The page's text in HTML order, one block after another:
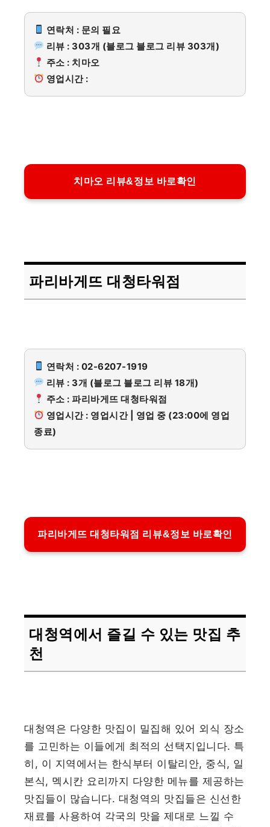
연락처 : 문의 필요
리뷰 : 303개 (블로그 블로그 리뷰 303개)
주소 : 치마오
영업시간 :
치마오 리뷰&정보 바로확인
파리바게뜨 대청타워점
연락처 : 02-6207-1919
리뷰 : 3개 (블로그 블로그 리뷰 18개)
주소 : 파리바게뜨 대청타워점
영업시간 : 영업시간 | 영업 중 (23:00에 영업
종료)
파리바게뜨 대청타워점 리뷰&정보 바로확인
대청역에서 즐길 수 있는 맛집 추
천
대청역은 다양한 맛집이 밀집해 있어 외식 장소
를 고민하는 이들에게 최적의 선택지입니다. 특
히, 이 지역에서는 한식부터 이탈리안, 중식, 일
본식, 멕시칸 요리까지 다양한 메뉴를 제공하는
맛집들이 많습니다. 대청역의 맛집들은 신선한
재료를 사용하여 각국의 맛을 제대로 느낄 수